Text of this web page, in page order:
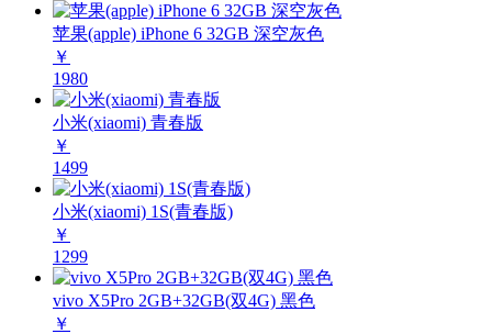
苹果(apple) iPhone 6 32GB 深空灰色
￥
1980
小米(xiaomi) 青春版
￥
1499
小米(xiaomi) 1S(青春版)
￥
1299
vivo X5Pro 2GB+32GB(双4G) 黑色
￥